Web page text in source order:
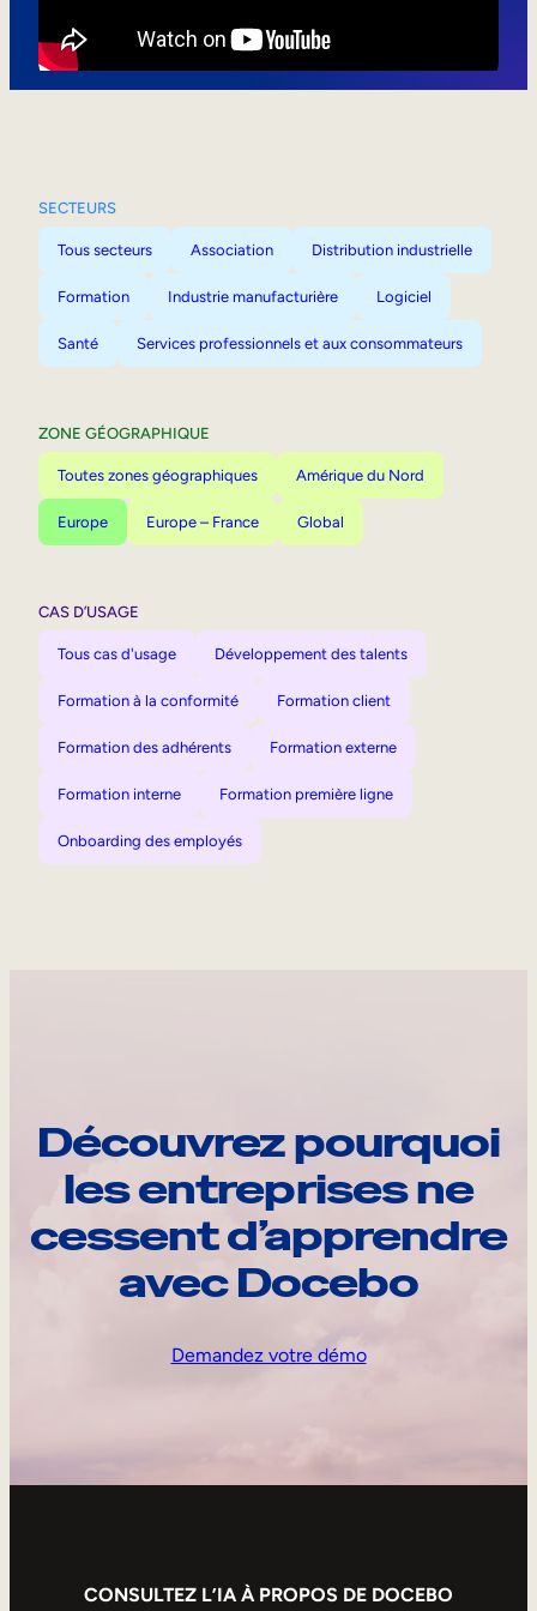
SECTEURS
Tous secteurs Association Distribution industrielle
Formation Industrie manufacturière Logiciel
Santé Services professionnels et aux consommateurs
ZONE GÉOGRAPHIQUE
Toutes zones géographiques Amérique du Nord
Europe Europe – France Global
CAS D’USAGE
Tous cas d'usage Développement des talents
Formation à la conformité Formation client
Formation des adhérents Formation externe
Formation interne Formation première ligne
Onboarding des employés
Découvrez pourquoi
les entreprises ne
cessent d’apprendre
avec Docebo
Demandez votre démo
CONSULTEZ L’IA À PROPOS DE DOCEBO